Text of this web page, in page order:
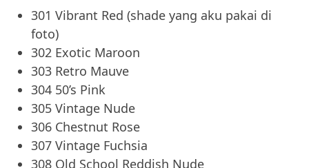
301 Vibrant Red (shade yang aku pakai di
foto)
302 Exotic Maroon
303 Retro Mauve
304 50’s Pink
305 Vintage Nude
306 Chestnut Rose
307 Vintage Fuchsia
308 Old School Reddish Nude